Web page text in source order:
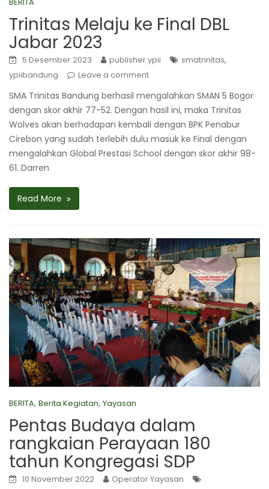
Trinitas Melaju ke Final DBL
Jabar 2023
5 Desember 2023 publisher ypii smatrinitas,
ypiibandung Leave a comment
SMA Trinitas Bandung berhasil mengalahkan SMAN 5 Bogor
dengan skor akhir 77-52. Dengan hasil ini, maka Trinitas
Wolves akan berhadapan kembali dengan BPK Penabur
Cirebon yang sudah terlebih dulu masuk ke Final dengan
mengalahkan Global Prestasi School dengan skor akhir 98-
61. Darren
Read More
BERITA, Berita Kegiatan, Yayasan
Pentas Budaya dalam
rangkaian Perayaan 180
tahun Kongregasi SDP
10 November 2022
Operator Yayasan